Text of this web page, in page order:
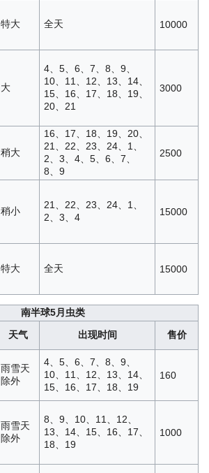
特大 全天 10000
大
4、5、6、7、8、9、
10、11、12、13、14、
15、16、17、18、19、
20、21
3000
稍大
16、17、18、19、20、
21、22、23、24、1、
2、3、4、5、6、7、
8、9
2500
稍小
21、22、23、24、1、
2、3、4
15000
特大 全天 15000
南半球5月虫类
天气 出现时间 售价
雨雪天
除外
4、5、6、7、8、9、
10、11、12、13、14、
15、16、17、18、19
160
雨雪天
除外
8、9、10、11、12、
13、14、15、16、17、
18、19
1000